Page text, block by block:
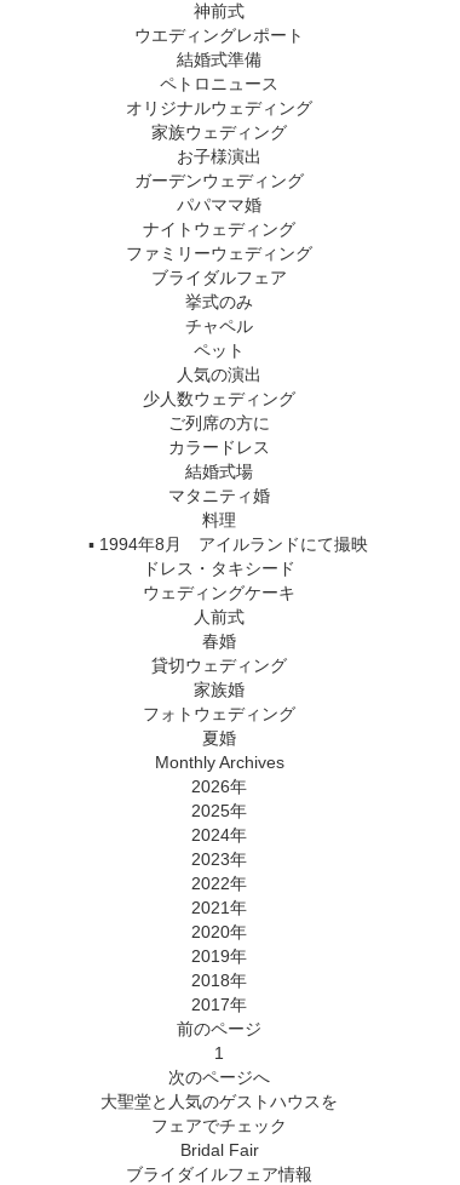
神前式
ウエディングレポート
結婚式準備
ペトロニュース
オリジナルウェディング
家族ウェディング
お子様演出
ガーデンウェディング
パパママ婚
ナイトウェディング
ファミリーウェディング
ブライダルフェア
挙式のみ
チャペル
ペット
人気の演出
少人数ウェディング
ご列席の方に
カラードレス
結婚式場
マタニティ婚
料理
▪ 1994年8月 アイルランドにて撮映
ドレス・タキシード
ウェディングケーキ
人前式
春婚
貸切ウェディング
家族婚
フォトウェディング
夏婚
Monthly Archives
2026年
2025年
2024年
2023年
2022年
2021年
2020年
2019年
2018年
2017年
前のページ
1
次のページへ
大聖堂と人気のゲストハウスを
フェアでチェック
Bridal Fair
ブライダイルフェア情報